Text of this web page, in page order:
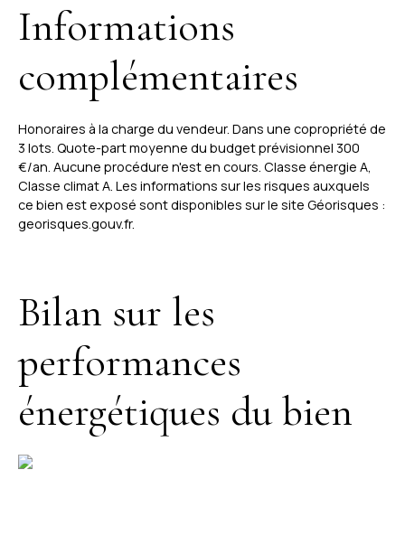
Informations
complémentaires
Honoraires à la charge du vendeur. Dans une copropriété de
3 lots. Quote-part moyenne du budget prévisionnel 300
€/an. Aucune procédure n'est en cours. Classe énergie A,
Classe climat A. Les informations sur les risques auxquels
ce bien est exposé sont disponibles sur le site Géorisques :
georisques.gouv.fr.
Bilan sur les
performances
énergétiques du bien